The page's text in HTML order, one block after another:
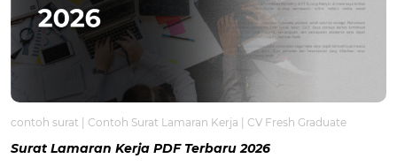
contoh surat Contoh Surat Lamaran Kerja CV Fresh Graduate
Surat Lamaran Kerja PDF Terbaru 2026